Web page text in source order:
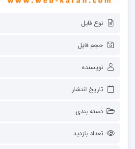
نوع فایل
حجم فایل
نویسنده
تاریخ انتشار
دسته بندی
تعداد بازدید